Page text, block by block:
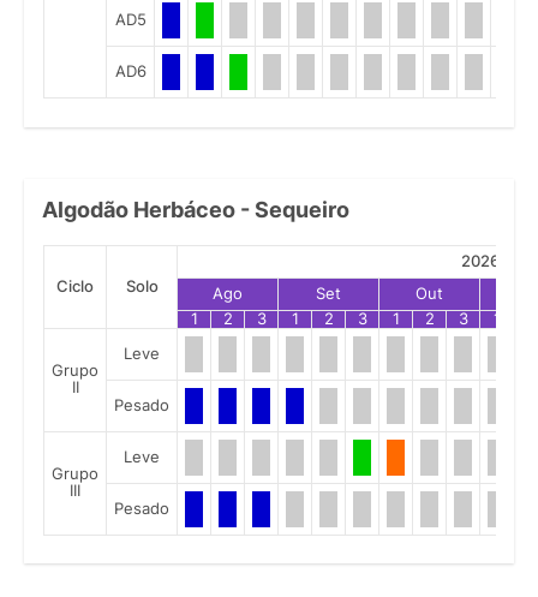
AD5
AD6
Algodão Herbáceo - Sequeiro
Ciclo Solo
2026
Ago
Set Out
1
2 3 1 2 3 1 2 3 1
Grupo
II
Leve
Pesado
Grupo
III
Leve
Pesado